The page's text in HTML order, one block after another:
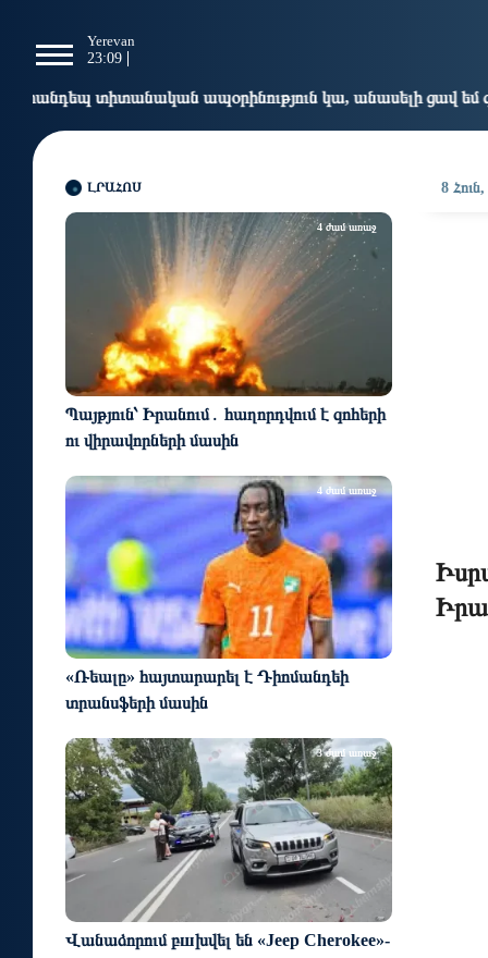
Yerevan
23:09
ապօրինություն կա, անասելի ցավ եմ զգում. Վարդևանյան
ԼՐԱՀՈՍ
Պայթյուն՝ Իրանում․ հաղորդվում է զոհերի
ու վիրավորների մասին
4 ժամ առաջ
«Ռեալը» հայտարարել է Դիոմանդեի
տրանսֆերի մասին
4 ժամ առաջ
Վանաձորում բшխվել են «Jeep Cherokee»-
3 ժամ առաջ
8